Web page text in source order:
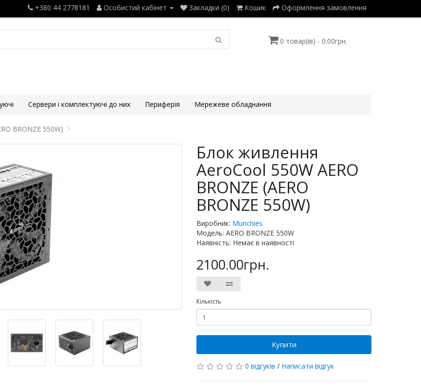
+380 44 2778181 Особистий кабінет Закладки (0) Кошик Оформлення замовлення
0 товар(ів) - 0.00грн.
Сервери і комплектуючі до них Периферія Мережеве обладнання
BRONZE 550W)
Блок живлення
AeroCool 550W AERO
BRONZE (AERO
BRONZE 550W)
Виробник: Munchies
Модель: AERO BRONZE 550W
Наявність: Немає в наявності
2100.00грн.
Кількість
Купити
0 відгуків / Написати відгук